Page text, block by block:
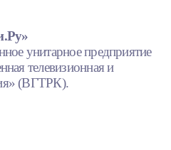
унитарное предприятие
телевизионная и
(ВГТРК).